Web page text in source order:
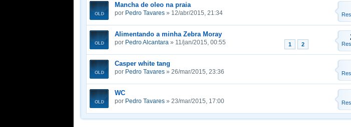
Mancha de oleo na praia
por Pedro Tavares » 12/abr/2015, 21:34
Alimentando a minha Zebra Moray
1 2
por Pedro Alcantara » 11/jan/2015, 00:55
Casper white tang
por Pedro Tavares » 26/mar/2015, 23:36
WC
por Pedro Tavares » 23/mar/2015, 17:00